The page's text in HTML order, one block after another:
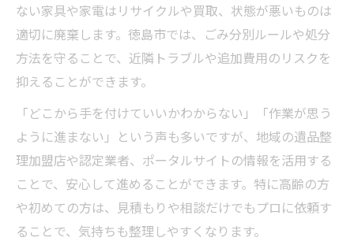
ない家具や家電はリサイクルや買取、状態が悪いものは
適切に廃棄します。徳島市では、ごみ分別ルールや処分
方法を守ることで、近隣トラブルや追加費用のリスクを
抑えることができます。
「どこから手を付けていいかわからない」「作業が思う
ように進まない」という声も多いですが、地域の遺品整
理加盟店や認定業者、ポータルサイトの情報を活用する
ことで、安心して進めることができます。特に高齢の方
や初めての方は、見積もりや相談だけでもプロに依頼す
ることで、気持ちも整理しやすくなります。